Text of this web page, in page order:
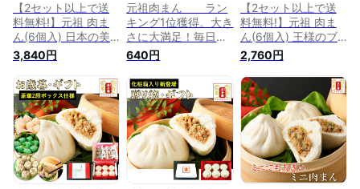
【2セット以上で送
料無料!】元祖 肉ま
ん(6個入) 日本の美
味しい手土産50選
TV出演多数 国産豚
肉100％の手包み 肉
まん 豚まん 中華ま
ん 肉 老舗 中華 高級
中華 点心 惣菜 東京
ギフト 贈答 冷蔵 冷
凍 電子レンジ 元祖
五十番 神楽坂本店
3,840円
元祖肉まん ラン
キング1位獲得。大き
さに大満足！毎日厳
選素材で手作り
【元祖 五十番 神楽
坂本店】 肉まん 豚
まん 中華まん 神楽
坂 老舗 高級中華 点
心 飲茶 惣菜 贈答 お
歳暮 冷凍 冷蔵
640円
【2セット以上で送
料無料!】元祖 肉ま
ん(6個入) 王様のブ
ランチ・めざましテ
レビ 日本の美味しい
手土産50選 国産豚
肉100％の手包み 肉
まん 豚まん 中華ま
ん 肉 老舗 中華 高級
中華 点心 惣菜 東京
ギフト 贈答 冷蔵 冷
凍 電子レンジ 元祖
五十番 神楽坂本店
2,760円